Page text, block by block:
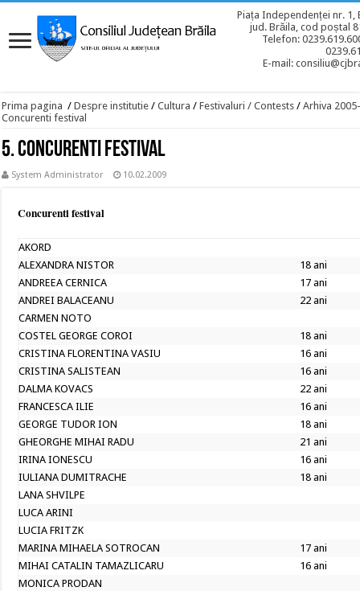
Piața Independenței nr. 1,
jud. Brăila, cod poștal
Telefon:
E-mail:
Prima pagina / Despre institutie / Cultura / Festivaluri / Contests / Arhiva
Concurenti festival
5. Concurenti festival
System Administrator 10.02.2009
Concurenti festival
AKORD
ALEXANDRA NISTOR
18 ani
ANDREEA CERNICA
17 ani
ANDREI BALACEANU
22 ani
CARMEN NOTO
COSTEL GEORGE COROI
18 ani
CRISTINA FLORENTINA VASIU
16 ani
CRISTINA SALISTEAN
16 ani
DALMA KOVACS
22 ani
FRANCESCA ILIE
16 ani
GEORGE TUDOR ION
18 ani
GHEORGHE MIHAI RADU
21 ani
IRINA IONESCU
16 ani
IULIANA DUMITRACHE
18 ani
LANA SHVILPE
LUCA ARINI
LUCIA FRITZK
MARINA MIHAELA SOTROCAN
17 ani
MIHAI CATALIN TAMAZLICARU
16 ani
MONICA PRODAN